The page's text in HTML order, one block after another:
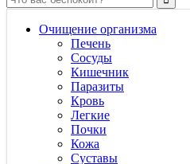
Очищение организма
Печень
Сосуды
Кишечник
Паразиты
Кровь
Легкие
Почки
Кожа
Суставы